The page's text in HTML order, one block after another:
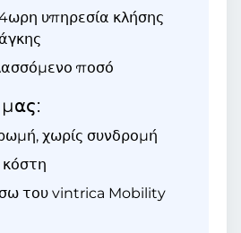
υπηρεσία κλήσης
ποσό
χωρίς συνδρομή
του vintrica Mobility